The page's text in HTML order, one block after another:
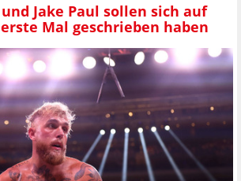
Jake Paul sollen sich auf
Mal geschrieben haben